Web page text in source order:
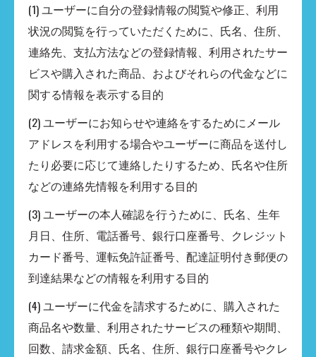
(1) ユーザーに自分の登録情報の閲覧や修正、利用
状況の閲覧を行っていただくために、氏名、住所、
連絡先、支払方法などの登録情報、利用されたサー
ビスや購入された商品、およびそれらの代金などに
関する情報を表示する目的
(2) ユーザーにお知らせや連絡をするためにメール
アドレスを利用する場合やユーザーに商品を送付し
たり必要に応じて連絡したりするため、氏名や住所
などの連絡先情報を利用する目的
(3) ユーザーの本人確認を行うために、氏名、生年
月日、住所、電話番号、銀行口座番号、クレジット
カード番号、運転免許証番号、配達証明付き郵便の
到達結果などの情報を利用する目的
(4) ユーザーに代金を請求するために、購入された
商品名や数量、利用されたサービスの種類や期間、
回数、請求金額、氏名、住所、銀行口座番号やクレ